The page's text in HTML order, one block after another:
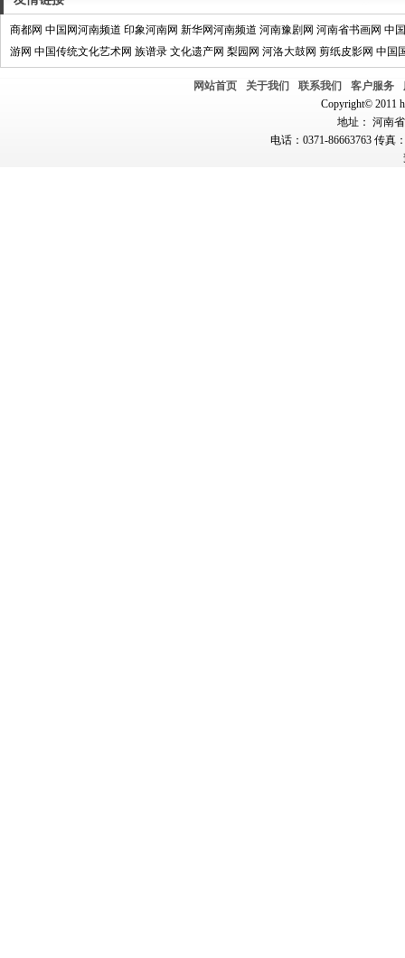
商都网 中国网河南频道 印象河南网 新华网河南频道 河南豫剧网 河南省书画网 中
游网 中国传统文化艺术网 族谱录 文化遗产网 梨园网 河洛大鼓网 剪纸皮影网 中国
网站首页 关于我们 联系我们 客户服务
Copyright© 2011
地址： 河南
电话：0371-86663763 传真